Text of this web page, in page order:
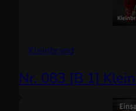
Kleinbrand
Nr. 083 [B 1]